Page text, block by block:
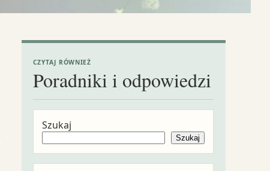
CZYTAJ RÓWNIEŻ
Poradniki i odpowiedzi
Szukaj
Szukaj